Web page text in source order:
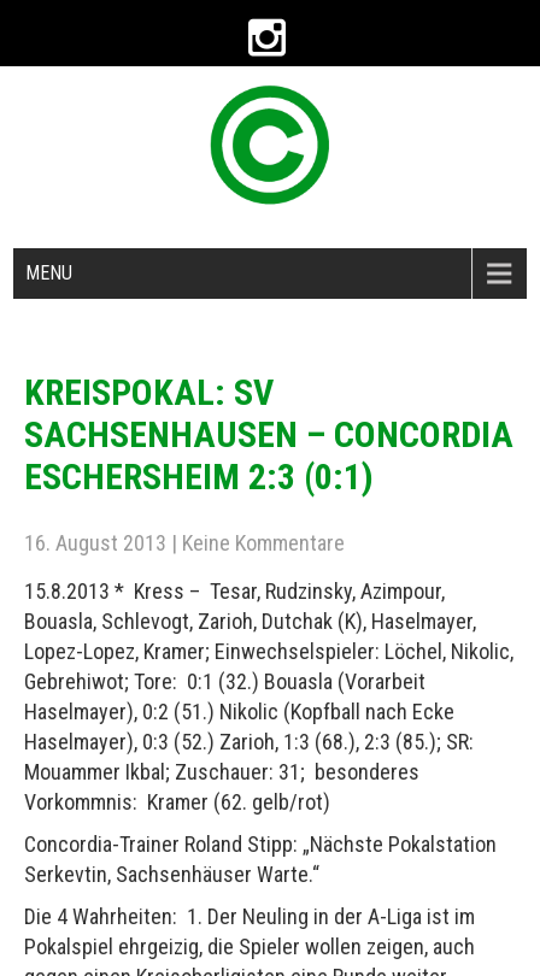
MENU
KREISPOKAL: SV
SACHSENHAUSEN – CONCORDIA
ESCHERSHEIM 2:3 (0:1)
16. August 2013 | Keine Kommentare
15.8.2013 * Kress – Tesar, Rudzinsky, Azimpour,
Bouasla, Schlevogt, Zarioh, Dutchak (K), Haselmayer,
Lopez-Lopez, Kramer; Einwechselspieler: Löchel, Nikolic,
Gebrehiwot; Tore: 0:1 (32.) Bouasla (Vorarbeit
Haselmayer), 0:2 (51.) Nikolic (Kopfball nach Ecke
Haselmayer), 0:3 (52.) Zarioh, 1:3 (68.), 2:3 (85.); SR:
Mouammer Ikbal; Zuschauer: 31; besonderes
Vorkommnis: Kramer (62. gelb/rot)
Concordia-Trainer Roland Stipp: „Nächste Pokalstation
Serkevtin, Sachsenhäuser Warte.“
Die 4 Wahrheiten: 1. Der Neuling in der A-Liga ist im
Pokalspiel ehrgeizig, die Spieler wollen zeigen, auch